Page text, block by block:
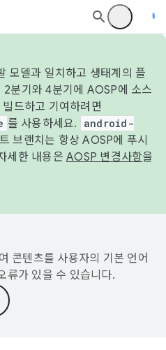
모델과 일치하고 생태계의 플
분기와 4분기에 AOSP에 소스
드하고 기여하려면
를 사용하세요.
android-
브랜치는 항상 AOSP에 푸시
세한 내용은 AOSP 변경사항을
콘텐츠를 사용자의 기본 언어
류가 있을 수 있습니다.